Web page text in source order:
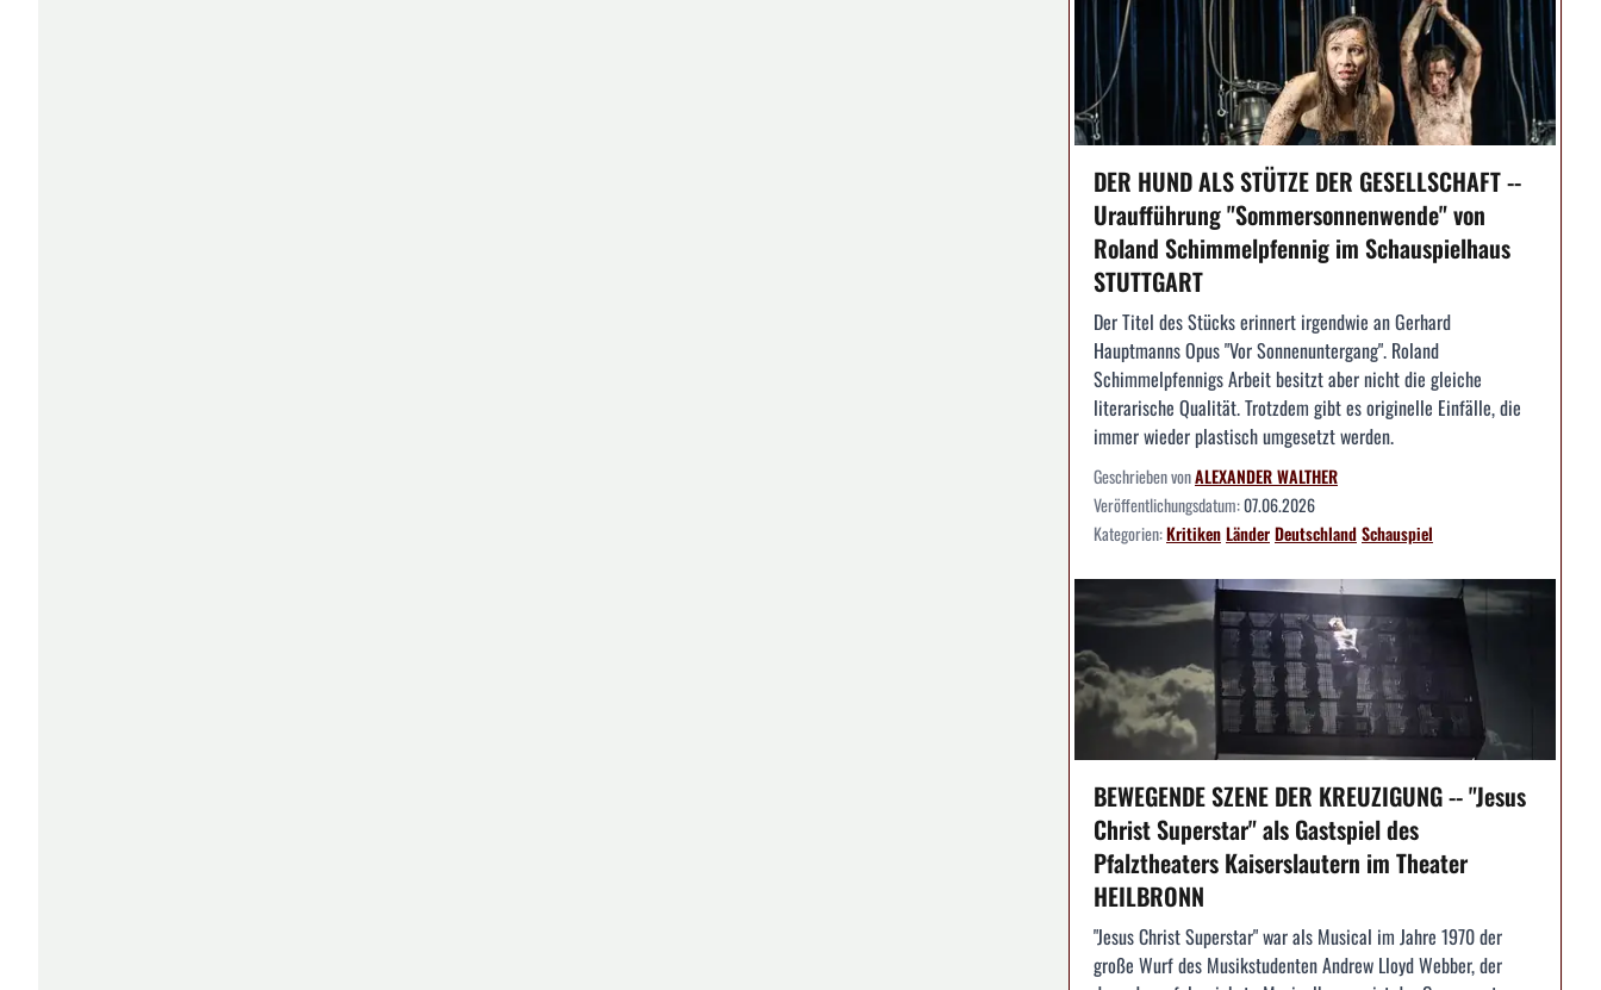
DER HUND ALS STÜTZE DER GESELLSCHAFT --
Uraufführung "Sommersonnenwende" von
Roland Schimmelpfennig im Schauspielhaus
STUTTGART
Der Titel des Stücks erinnert irgendwie an Gerhard
Hauptmanns Opus "Vor Sonnenuntergang". Roland
Schimmelpfennigs Arbeit besitzt aber nicht die gleiche
literarische Qualität. Trotzdem gibt es originelle Einfälle, die
immer wieder plastisch umgesetzt werden.
Geschrieben vonALEXANDER WALTHER
Veröffentlichungsdatum:07.06.2026
Kategorien:KritikenLänderDeutschlandSchauspiel
BEWEGENDE SZENE DER KREUZIGUNG -- "Jesus
Christ Superstar" als Gastspiel des
Pfalztheaters Kaiserslautern im Theater
HEILBRONN
"Jesus Christ Superstar" war als Musical im Jahre 1970 der
große Wurf des Musikstudenten Andrew Lloyd Webber, der